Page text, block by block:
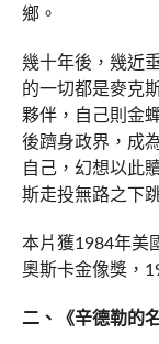
鄉。
幾十年後，幾近
的一切都是麥克
夥伴，自己則金
後躋身政界，成
自己，幻想以此
斯走投無路之下
本片獲1984年美
奧斯卡金像獎，
二、《辛德勒的